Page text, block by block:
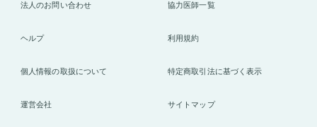
法人のお問い合わせ 協力医師一覧
ヘルプ 利用規約
個人情報の取扱について 特定商取引法に基づく表示
運営会社 サイトマップ